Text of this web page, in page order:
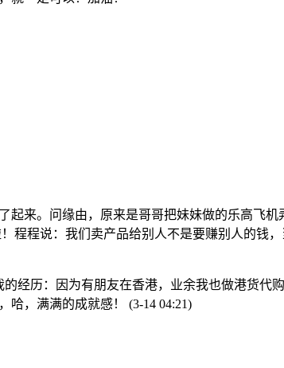
来。问缘由，原来是哥哥把妹妹做的乐高飞
程程说：我们卖产品给别人不是要赚别人的钱
经历：因为有朋友在香港，业余我也做港货代
哈，满满的成就感！ (3-14 04:21)